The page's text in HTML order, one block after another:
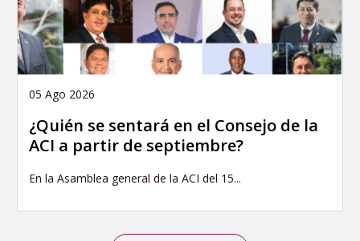
05 Ago 2026
¿Quién se sentará en el Consejo de la
ACI a partir de septiembre?
En la Asamblea general de la ACI del 15...